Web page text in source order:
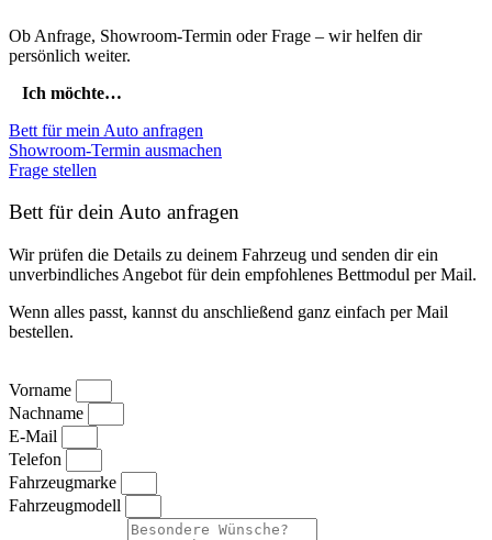
Ob Anfrage, Showroom-Termin oder Frage – wir helfen dir
persönlich weiter.
Ich möchte…
Bett für mein Auto anfragen
Showroom-Termin ausmachen
Frage stellen
Bett für dein Auto anfragen
Wir prüfen die Details zu deinem Fahrzeug und senden dir ein
unverbindliches Angebot für dein empfohlenes Bettmodul per Mail.
Wenn alles passt, kannst du anschließend ganz einfach per Mail
bestellen.
Vorname
Nachname
E-Mail
Telefon
Fahrzeugmarke
Fahrzeugmodell